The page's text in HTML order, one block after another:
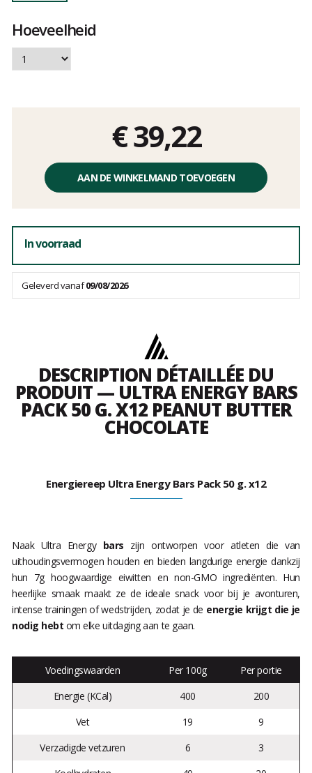
Hoeveelheid
€ 39,22
Éénheidsprijs,
AAN DE WINKELMAND TOEVOEGEN
In voorraad
Geleverd vanaf09/08/2026
DESCRIPTION DÉTAILLÉE DU
PRODUIT — ULTRA ENERGY BARS
PACK 50 G. X12 PEANUT BUTTER
CHOCOLATE
Energiereep Ultra Energy Bars Pack 50 g. x12
Naak Ultra Energy bars zijn ontworpen voor atleten die van
uithoudingsvermogen houden en bieden langdurige energie dankzij
hun 7g hoogwaardige eiwitten en non-GMO ingrediënten. Hun
heerlijke smaak maakt ze de ideale snack voor bij je avonturen,
intense trainingen of wedstrijden, zodat je de energie krijgt die je
nodig hebt om elke uitdaging aan te gaan.
Voedingswaarden Per 100g
Per portie
Energie (KCal)
400
200
Vet
19
9
Verzadigde vetzuren
6
3